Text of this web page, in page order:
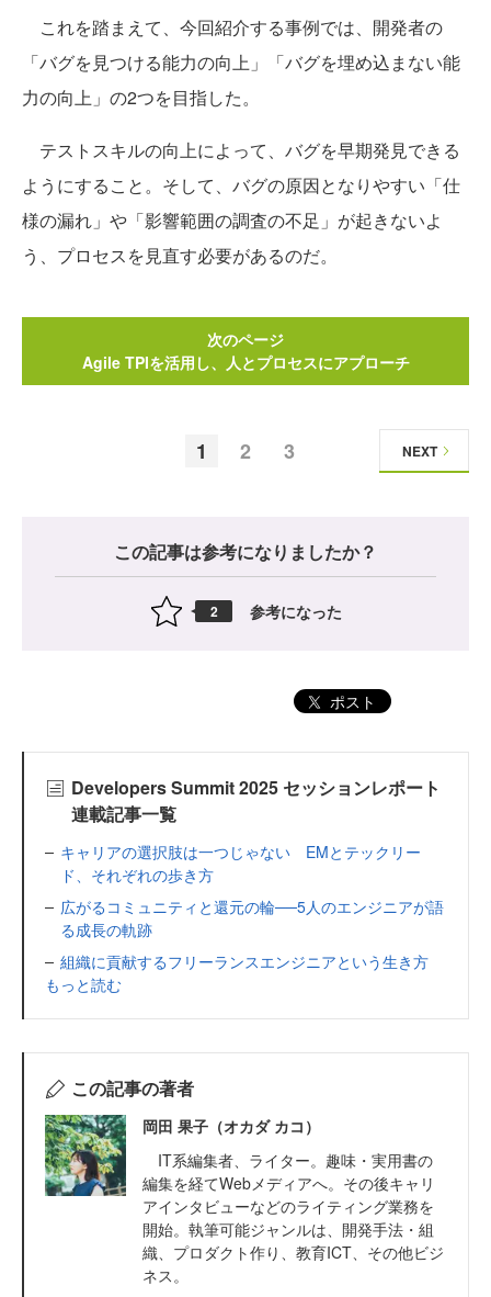
これを踏まえて、今回紹介する事例では、開発者の
「バグを見つける能力の向上」「バグを埋め込まない能
力の向上」の2つを目指した。
テストスキルの向上によって、バグを早期発見できる
ようにすること。そして、バグの原因となりやすい「仕
様の漏れ」や「影響範囲の調査の不足」が起きないよ
う、プロセスを見直す必要があるのだ。
次のページ
Agile TPIを活用し、人とプロセスにアプローチ
1 2 3 NEXT
この記事は参考になりましたか？
2 参考になった
ポスト
Developers Summit 2025 セッションレポート
連載記事一覧
キャリアの選択肢は一つじゃない EMとテックリー
ド、それぞれの歩き方
広がるコミュニティと還元の輪──5人のエンジニアが語
る成長の軌跡
組織に貢献するフリーランスエンジニアという生き方
もっと読む
この記事の著者
岡田 果子（オカダ カコ）
IT系編集者、ライター。趣味・実用書の
編集を経てWebメディアへ。その後キャリ
アインタビューなどのライティング業務を
開始。執筆可能ジャンルは、開発手法・組
織、プロダクト作り、教育ICT、その他ビジ
ネス。